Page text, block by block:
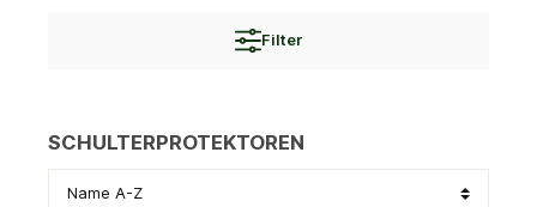
Filter
SCHULTERPROTEKTOREN